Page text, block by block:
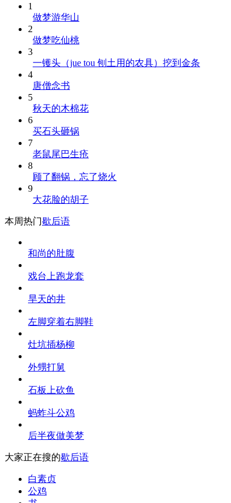
1
做梦游华山
2
做梦吃仙桃
3
一镬头（jue tou 刨土用的农具）挖到金条
4
唐僧念书
5
秋天的木棉花
6
买石头砸锅
7
老鼠尾巴生疮
8
顾了翻锅，忘了烧火
9
大花脸的胡子
本周热门歇后语
和尚的肚腹
戏台上跑龙套
旱天的井
左脚穿着右脚鞋
灶坑插杨柳
外甥打舅
石板上砍鱼
蚂蚱斗公鸡
后半夜做美梦
大家正在搜的歇后语
白素贞
公鸡